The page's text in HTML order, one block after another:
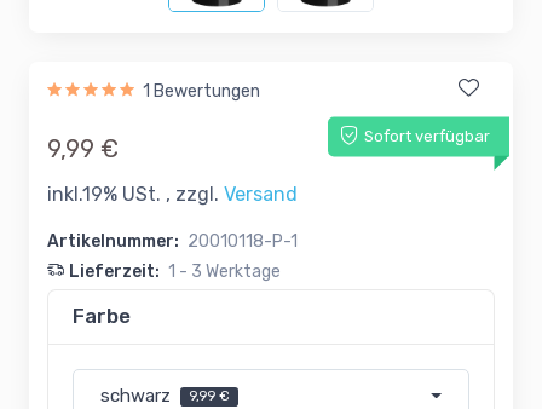
1 Bewertungen
Sofort verfügbar
9,99 €
inkl.19% USt. , zzgl. Versand
Artikelnummer: 20010118-P-1
Lieferzeit: 1 - 3 Werktage
Farbe
schwarz 9,99 €